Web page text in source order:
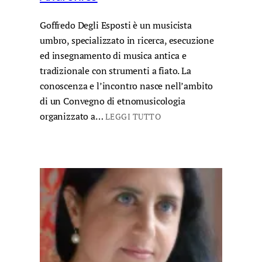
Goffredo Degli Esposti è un musicista
umbro, specializzato in ricerca, esecuzione
ed insegnamento di musica antica e
tradizionale con strumenti a fiato. La
conoscenza e l’incontro nasce nell’ambito
di un Convegno di etnomusicologia
organizzato a… LEGGI TUTTO